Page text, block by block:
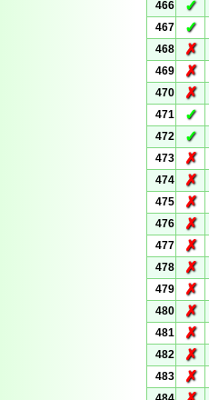
466
✓
467
✓
468
✗
469
✗
470
✗
471
✓
472
✓
473
✗
474
✗
475
✗
476
✗
477
✗
478
✗
479
✗
480
✗
481
✗
482
✗
483
✗